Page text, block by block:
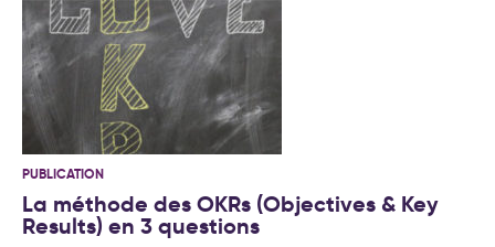
PUBLICATION
La méthode des OKRs (Objectives & Key
Results) en 3 questions